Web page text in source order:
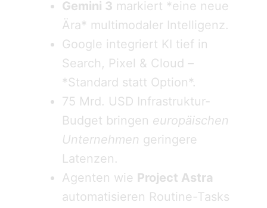
Gemini 3 markiert *eine neue
Ära* multimodaler Intelligenz.
Google integriert KI tief in
Search, Pixel & Cloud –
*Standard statt Option*.
75 Mrd. USD Infrastruktur-
Budget bringen europäischen
Unternehmen geringere
Latenzen.
Agenten wie Project Astra
automatisieren Routine-Tasks